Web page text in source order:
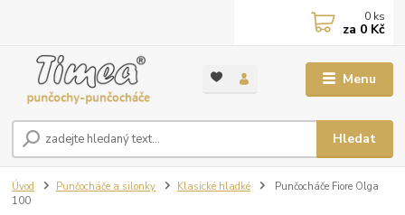
Menu
Hledat
0 ks
za 0 Kč
Úvod Punčocháče a silonky Klasické hladké
Punčocháče Fiore Olga
100